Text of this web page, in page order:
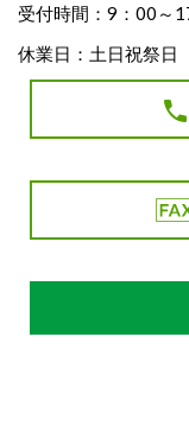
受付時間：9：00～
休業日：土日祝祭日